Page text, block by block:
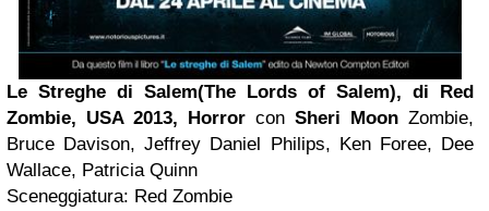
Le Streghe di Salem(The Lords of Salem), di Red
Zombie, USA 2013, Horror con Sheri Moon Zombie,
Bruce Davison, Jeffrey Daniel Philips, Ken Foree, Dee
Wallace, Patricia Quinn
Sceneggiatura: Red Zombie